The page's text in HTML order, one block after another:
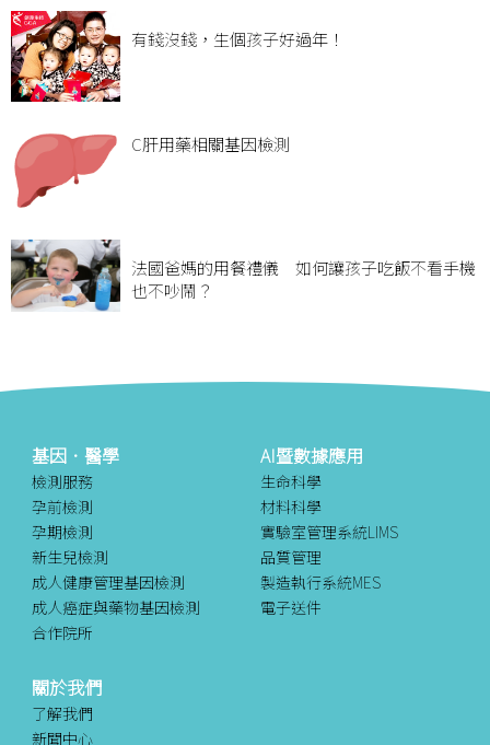
有錢沒錢，生個孩子好過年！
C肝用藥相關基因檢測
法國爸媽的用餐禮儀 如何讓孩子吃飯不看手機
也不吵鬧？
基因．醫學
檢測服務
孕前檢測
孕期檢測
新生兒檢測
成人健康管理基因檢測
成人癌症與藥物基因檢測
合作院所
AI暨數據應用
生命科學
材料科學
實驗室管理系統LIMS
品質管理
製造執行系統MES
電子送件
關於我們
了解我們
新聞中心